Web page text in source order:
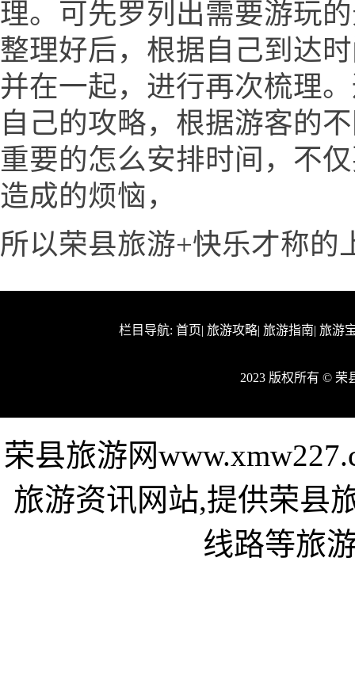
理。可先罗列出需要游玩
整理好后，根据自己到达
并在一起，进行再次梳理
自己的攻略，根据游客的
重要的怎么安排时间，不
造成的烦恼，
所以荣县旅游+快乐才称的
栏目导航: 首页| 旅游攻略| 旅游指南| 旅游
2023 版权所有 ©
荣县旅游网
旅游资讯网站,提供荣县
线路等旅